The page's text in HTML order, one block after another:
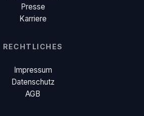
Presse
Karriere
RECHTLICHES
Impressum
Datenschutz
AGB